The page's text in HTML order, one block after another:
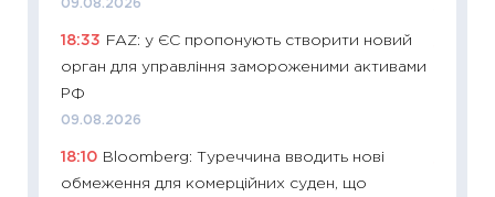
09.08.2026
18:33
FAZ: у ЄС пропонують створити новий
орган для управління замороженими активами
РФ
09.08.2026
18:10 Bloomberg: Туреччина вводить нові
обмеження для комерційних суден, що